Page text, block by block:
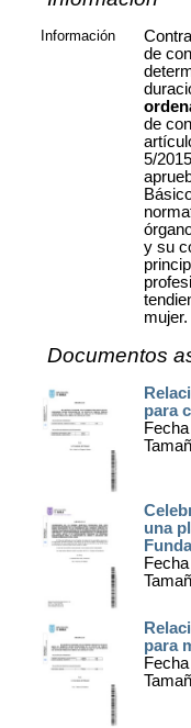
Información
de
de
5/
y su
mujer.
Documentos
para
una
para